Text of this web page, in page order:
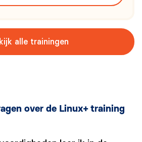
alle trainingen
over de Linux+ training